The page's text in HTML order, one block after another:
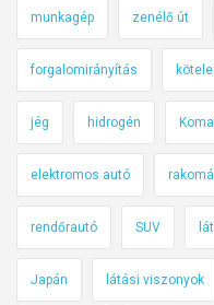
munkagép zenélő út
forgalomirányítás
jég hidrogén
elektromos autó
rendőrautó SUV
Japán látási viszonyok